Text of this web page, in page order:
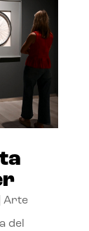
Arte
del